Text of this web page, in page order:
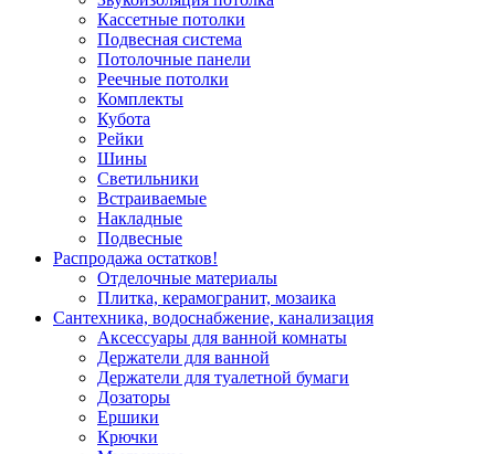
Кассетные потолки
Подвесная система
Потолочные панели
Реечные потолки
Комплекты
Кубота
Рейки
Шины
Светильники
Встраиваемые
Накладные
Подвесные
Распродажа остатков!
Отделочные материалы
Плитка, керамогранит, мозаика
Сантехника, водоснабжение, канализация
Аксессуары для ванной комнаты
Держатели для ванной
Держатели для туалетной бумаги
Дозаторы
Ершики
Крючки